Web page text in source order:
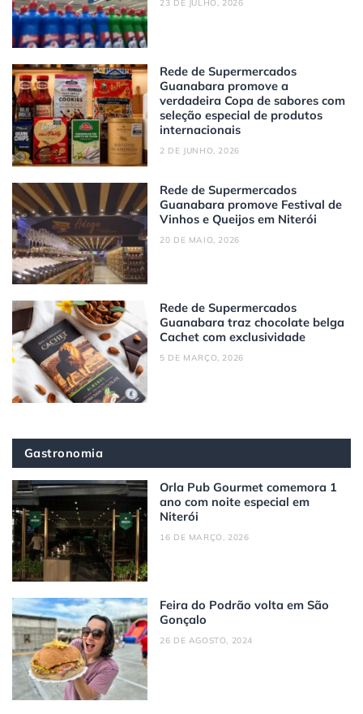
23 DE JULHO, 2026
Rede de Supermercados
Guanabara promove a
verdadeira Copa de sabores com
seleção especial de produtos
internacionais
2 DE JUNHO, 2026
Rede de Supermercados
Guanabara promove Festival de
Vinhos e Queijos em Niterói
20 DE MAIO, 2026
Rede de Supermercados
Guanabara traz chocolate belga
Cachet com exclusividade
5 DE MARÇO, 2026
Gastronomia
Orla Pub Gourmet comemora 1
ano com noite especial em
Niterói
16 DE MARÇO, 2026
Feira do Podrão volta em São
Gonçalo
26 DE AGOSTO, 2024